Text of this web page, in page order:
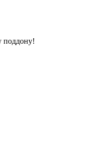
поддону!